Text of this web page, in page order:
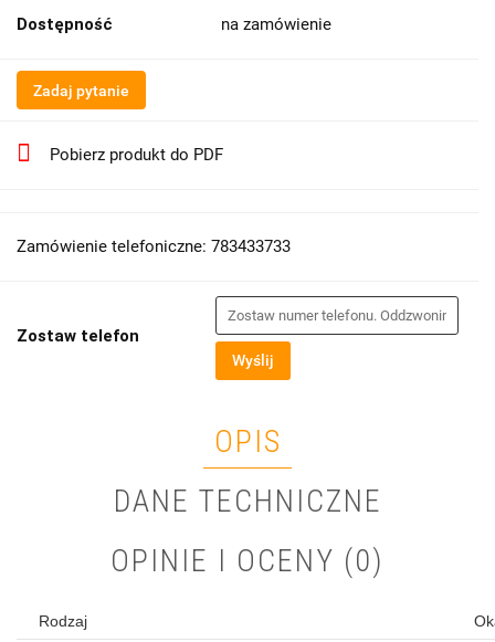
Dostępność na zamówienie
Zadaj pytanie
Pobierz produkt do PDF
Zamówienie telefoniczne: 783433733
Zostaw telefon
Wyślij
OPIS
DANE TECHNICZNE
OPINIE I OCENY (0)
Rodzaj